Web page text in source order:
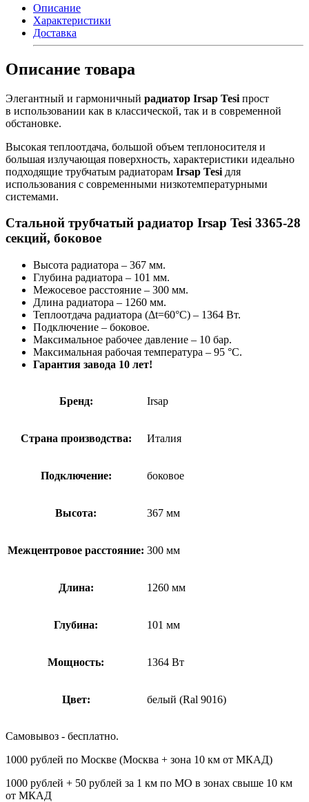
Описание
Характеристики
Доставка
Описание товара
Элегантный и гармоничный радиатор Irsap Tesi прост
в использовании как в классической, так и в современной
обстановке.
Высокая теплоотдача, большой объем теплоносителя и
большая излучающая поверхность, характеристики идеально
подходящие трубчатым радиаторам Irsap Tesi для
использования с современными низкотемпературными
системами.
Стальной трубчатый радиатор Irsap Tesi 3365-28
секций, боковое
Высота радиатора – 367 мм.
Глубина радиатора – 101 мм.
Межосевое расстояние – 300 мм.
Длина радиатора – 1260 мм.
Теплоотдача радиатора (Δt=60°C) – 1364 Вт.
Подключение – боковое.
Максимальное рабочее давление – 10 бар.
Максимальная рабочая температура – 95 °С.
Гарантия завода 10 лет!
Бренд: Irsap
Страна производства: Италия
Подключение: боковое
Высота: 367 мм
Межцентровое расстояние: 300 мм
Длина: 1260 мм
Глубина: 101 мм
Мощность: 1364 Вт
Цвет: белый (Ral 9016)
Самовывоз - бесплатно.
1000 рублей по Москве (Москва + зона 10 км от МКАД)
1000 рублей + 50 рублей за 1 км по МО в зонах свыше 10 км
от МКАД